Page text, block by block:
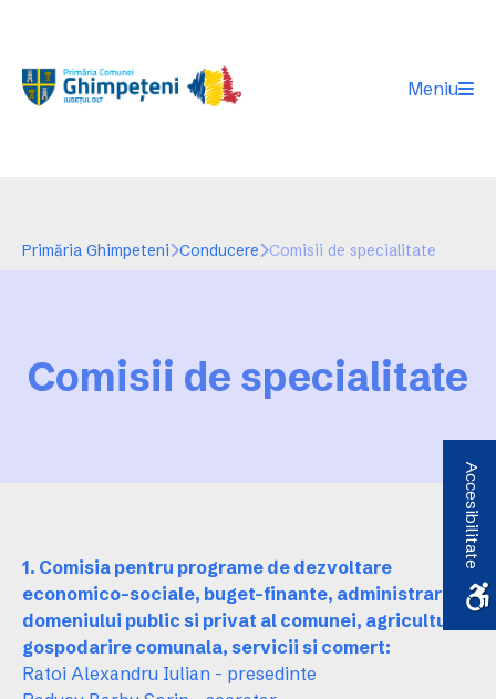
Meniu
Primăria Ghimpeteni Conducere Comisii de specialitate
Comisii de specialitate
1. Comisia pentru programe de dezvoltare
economico-sociale, buget-finante, administrarea
domeniului public si privat al comunei, agricultura,
gospodarire comunala, servicii si comert:
Ratoi Alexandru Iulian - presedinte
Accesibilitate